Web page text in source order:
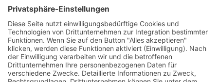
April 10, 2026